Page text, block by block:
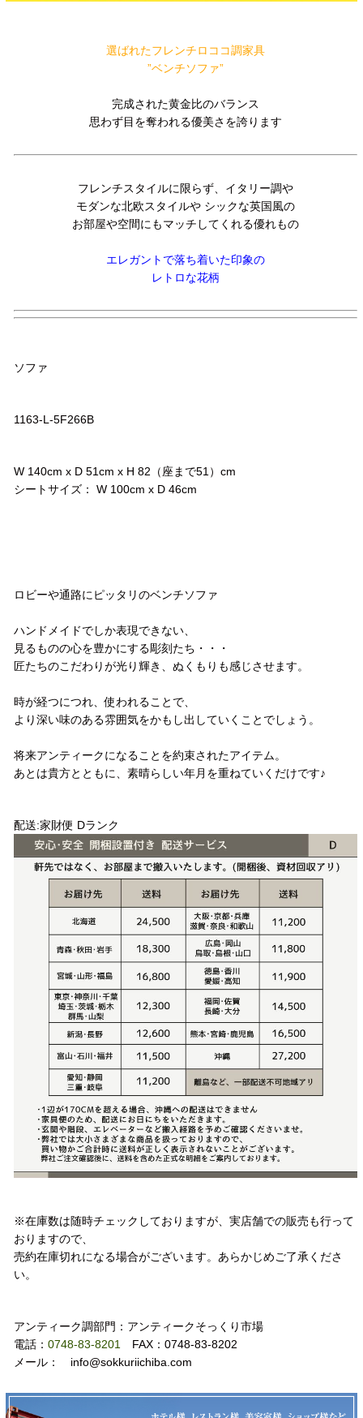
選ばれたフレンチロココ調家具
”ベンチソファ”
完成された黄金比のバランス
思わず目を奪われる優美さを誇ります
フレンチスタイルに限らず、イタリー調や
モダンな北欧スタイルや シックな英国風の
お部屋や空間にもマッチしてくれる優れもの
エレガントで落ち着いた印象の
レトロな花柄
ソファ
1163-L-5F266B
W 140cm x D 51cm x H 82（座まで51）cm
シートサイズ： W 100cm x D 46cm
ロビーや通路にピッタリのベンチソファ
ハンドメイドでしか表現できない、
見るものの心を豊かにする彫刻たち・・・
匠たちのこだわりが光り輝き、ぬくもりも感じさせます。
時が経つにつれ、使われることで、
より深い味のある雰囲気をかもし出していくことでしょう。
将来アンティークになることを約束されたアイテム。
あとは貴方とともに、素晴らしい年月を重ねていくだけです♪
配送:家財便 Dランク
※在庫数は随時チェックしておりますが、実店舗での販売も行って
おりますので、
売約在庫切れになる場合がございます。あらかじめご了承くださ
い。
アンティーク調部門：アンティークそっくり市場
電話： 0748-83-8201
FAX：0748-83-8202
メール： info@sokkuriichiba.com